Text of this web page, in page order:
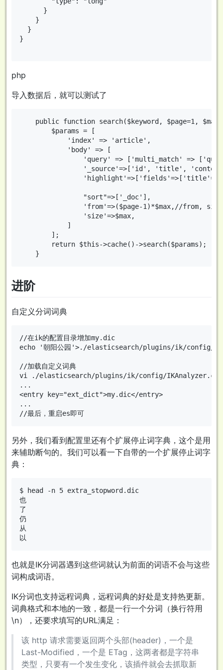
      }
    }
  }
}
php
导入数据后，就可以测试了
public function search($keyword, $page=1,
        $params = [
            'index' => 'article',
            'body' => [
'query' => ['multi_match' =>
'_source'=>['id', 'title',
                "sort"=>['_doc'],
'from'=>($page-1)*$max,//from, size
                'size'=>$max,
            ]
        ];
        return $this->cache()->search($params);
进阶
自定义分词词典
//在ik的配置目录增加my.dic
echo '朝阳公园'>./elasticsearch/plugins/ik/config/
//加载自定义词典
vi ./elasticsearch/plugins/ik/config/
...
<entry key="ext_dict">my.dic</entry>
...
另外，我们看到配置里还有个扩展停止词字典，这个是用
来辅助断句的。我们可以看一下自带的一个扩展停止词字
典：
$ head -n 5 extra_stopword.dic
也
了
仍
从
也就是IK分词器遇到这些词就认为前面的词语不会与这些
词构成词语。
IK分词也支持远程词典，远程词典的好处是支持热更新。
词典格式和本地的一致，都是一行一个分词（换行符用
\n），还要求填写的URL满足：
该 http 请求需要返回两个头部(header)，一个是
Last-Modified，一个是 ETag，这两者都是字符串
类型，只要有一个发生变化，该插件就会去抓取新